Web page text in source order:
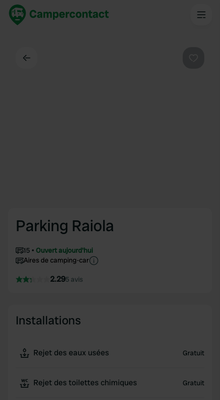
Parking Raiola
15
Ouvert aujourd'hui
Aires de camping-car
2.295 avis
Installations
Rejet des eaux usées Gratuit
Rejet des toilettes chimiques Gratuit